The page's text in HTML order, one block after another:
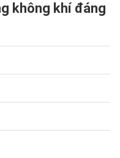
không khí đáng